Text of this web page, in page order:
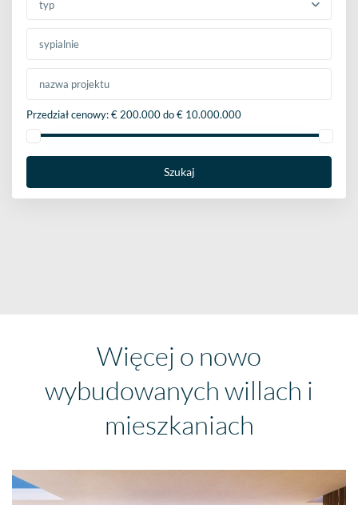
typ
Przedział cenowy:€ 200.000 do € 10.000.000
Szukaj
Więcej o nowo
wybudowanych willach i
mieszkaniach